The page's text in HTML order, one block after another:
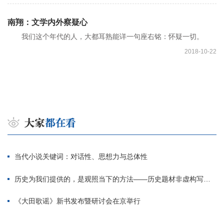
南翔：文学内外察疑心
我们这个年代的人，大都耳熟能详一句座右铭：怀疑一切。
2018-10-22
当代小说关键词：对话性、思想力与总体性
历史为我们提供的，是观照当下的方法——历史题材非虚构写作多人谈
《大田歌谣》新书发布暨研讨会在京举行